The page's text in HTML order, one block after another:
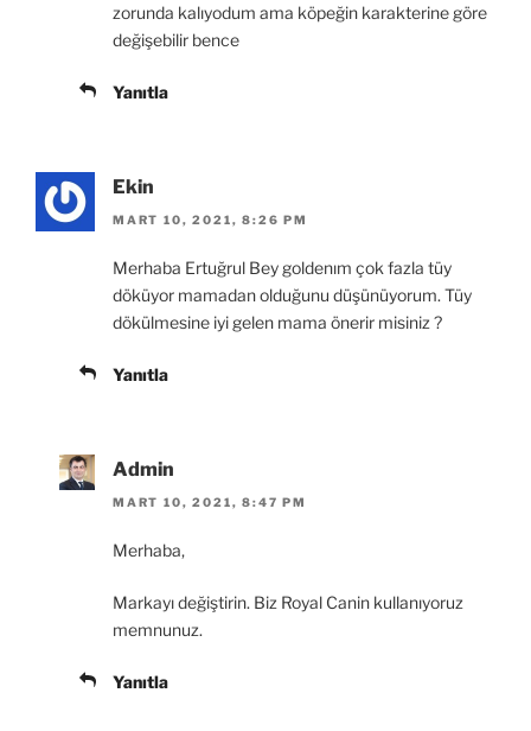
zorunda kalıyodum ama köpeğin karakterine göre
değişebilir bence
Yanıtla
Ekin
MART 10, 2021, 8:26 PM
Merhaba Ertuğrul Bey goldenım çok fazla tüy
döküyor mamadan olduğunu düşünüyorum. Tüy
dökülmesine iyi gelen mama önerir misiniz ?
Yanıtla
Admin
MART 10, 2021, 8:47 PM
Merhaba,
Markayı değiştirin. Biz Royal Canin kullanıyoruz
memnunuz.
Yanıtla